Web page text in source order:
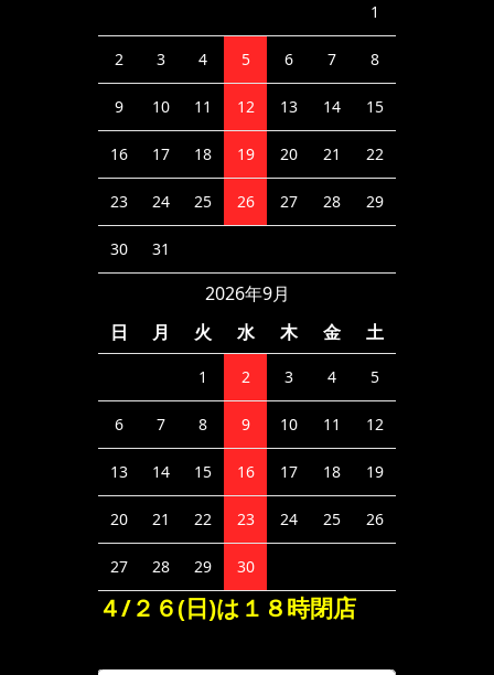
1
2 3 4 5 6 7 8
9 10 11 12 13 14 15
16 17 18 19 20 21 22
23 24 25 26 27 28 29
30 31
2026年9月
日
月 火 水 木 金 土
1 2 3 4 5
6 7 8 9 10 11 12
13 14 15 16 17 18 19
20 21 22 23 24 25 26
27 28 29 30
４/２６(日)は１８時閉店